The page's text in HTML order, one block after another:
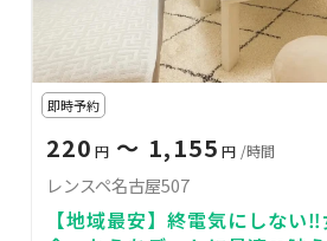
即時予約
220 円 〜 1,155 円 /時間
レンスペ名古屋507
【地域最安】終電気にしない